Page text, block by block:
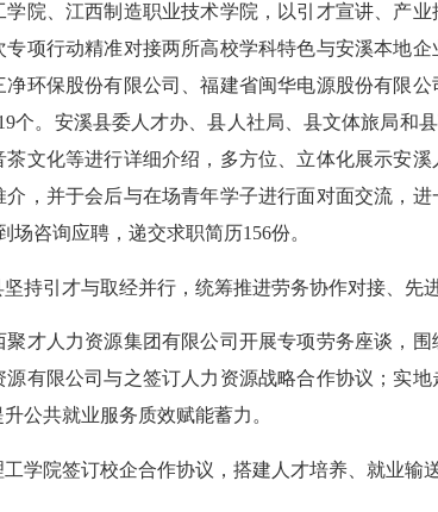
、江西制造职业技术学院，以引才宣讲、产业
项行动精准对接两所高校学科特色与安溪本地
环保股份有限公司、福建省闽华电源股份有限
个。安溪县委人才办、县人社局、县文体旅局和
文化等进行详细介绍，多方位、立体化展示安
，并于会后与在场青年学子进行面对面交流，
场咨询应聘，递交求职简历156份。
引才与取经并行，统筹推进劳务协作对接、先进
人力资源集团有限公司开展专项劳务座谈，围
有限公司与之签订人力资源战略合作协议；实
公共就业服务质效赋能蓄力。
院签订校企合作协议，搭建人才培养、就业输送